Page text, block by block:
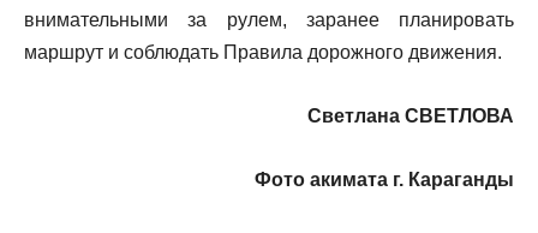
внимательными за рулем, заранее планировать
маршрут и соблюдать Правила дорожного движения.
Светлана СВЕТЛОВА
Фото акимата г. Караганды